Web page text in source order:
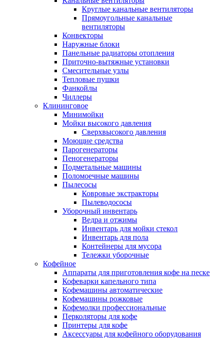
Круглые канальные вентиляторы
Прямоугольные канальные
вентиляторы
Конвекторы
Наружные блоки
Панельные радиаторы отопления
Приточно-вытяжные установки
Смесительные узлы
Тепловые пушки
Фанкойлы
Чиллеры
Клининговое
Минимойки
Мойки высокого давления
Сверхвысокого давления
Моющие средства
Парогенераторы
Пеногенераторы
Подметальные машины
Поломоечные машины
Пылесосы
Ковровые экстракторы
Пылеводососы
Уборочный инвентарь
Ведра и отжимы
Инвентарь для мойки стекол
Инвентарь для пола
Контейнеры для мусора
Тележки уборочные
Кофейное
Аппараты для приготовления кофе на песке
Кофеварки капельного типа
Кофемашины автоматические
Кофемашины рожковые
Кофемолки профессиональные
Перколяторы для кофе
Принтеры для кофе
Аксессуары для кофейного оборудования